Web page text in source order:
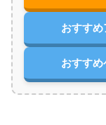
おすす
おすす